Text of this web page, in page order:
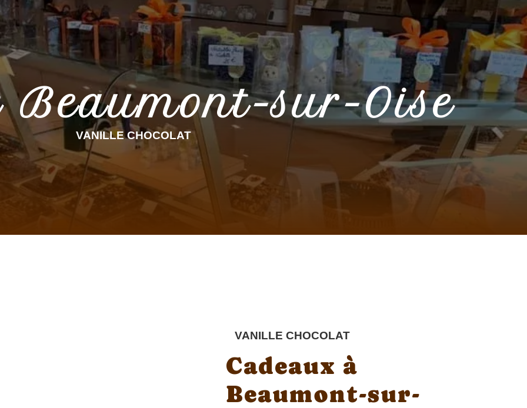
Beaumont-sur-Oise
VANILLE CHOCOLAT
VANILLE CHOCOLAT
Cadeaux à
Beaumont-sur-